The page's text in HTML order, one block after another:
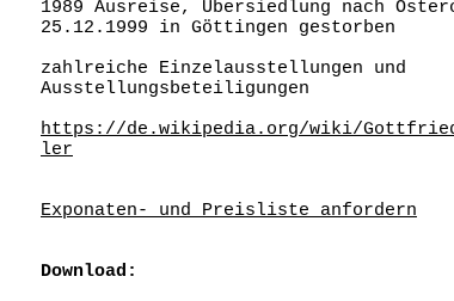
1989 Ausreise, Übersiedlung nach
25.12.1999 in Göttingen gestorben
zahlreiche Einzelausstellungen und
Ausstellungsbeteiligungen
https://de.wikipedia.org/wiki/
ler
Exponaten- und Preisliste anfordern
Download: